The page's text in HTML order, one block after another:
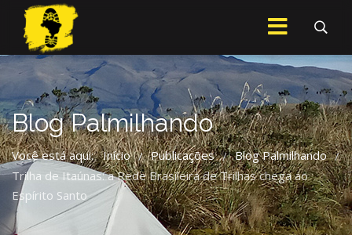
Blog Palmilhando
Você está aqui: Início / Publicações / Blog Palmilhando /
Trilha de Itaúnas: a Rede Brasileira de Trilhas chega ao
Espírito Santo